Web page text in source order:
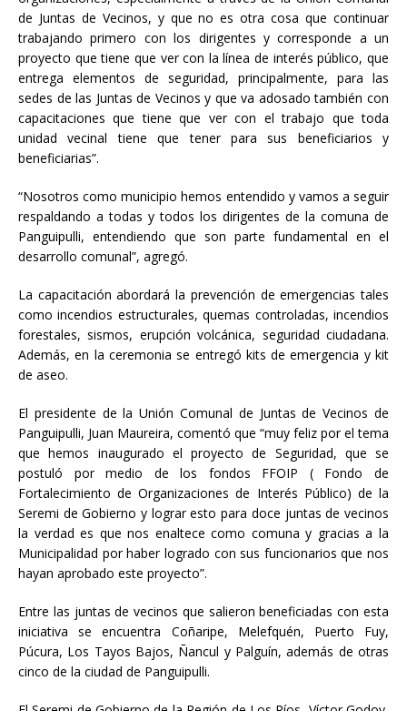
de Juntas de Vecinos, y que no es otra cosa que continuar
trabajando primero con los dirigentes y corresponde a un
proyecto que tiene que ver con la línea de interés público, que
entrega elementos de seguridad, principalmente, para las
sedes de las Juntas de Vecinos y que va adosado también con
capacitaciones que tiene que ver con el trabajo que toda
unidad vecinal tiene que tener para sus beneficiarios y
beneficiarias”.
“Nosotros como municipio hemos entendido y vamos a seguir
respaldando a todas y todos los dirigentes de la comuna de
Panguipulli, entendiendo que son parte fundamental en el
desarrollo comunal”, agregó.
La capacitación abordará la prevención de emergencias tales
como incendios estructurales, quemas controladas, incendios
forestales, sismos, erupción volcánica, seguridad ciudadana.
Además, en la ceremonia se entregó kits de emergencia y kit
de aseo.
El presidente de la Unión Comunal de Juntas de Vecinos de
Panguipulli, Juan Maureira, comentó que “muy feliz por el tema
que hemos inaugurado el proyecto de Seguridad, que se
postuló por medio de los fondos FFOIP ( Fondo de
Fortalecimiento de Organizaciones de Interés Público) de la
Seremi de Gobierno y lograr esto para doce juntas de vecinos
la verdad es que nos enaltece como comuna y gracias a la
Municipalidad por haber logrado con sus funcionarios que nos
hayan aprobado este proyecto”.
Entre las juntas de vecinos que salieron beneficiadas con esta
iniciativa se encuentra Coñaripe, Melefquén, Puerto Fuy,
Púcura, Los Tayos Bajos, Ñancul y Palguín, además de otras
cinco de la ciudad de Panguipulli.